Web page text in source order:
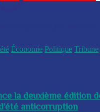
Économie Politique Tribune
la deuxième édition
anticorruption